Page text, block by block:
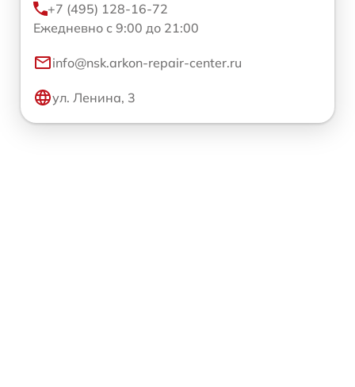
+7 (495) 128-16-72
Ежедневно с 9:00 до 21:00
info@nsk.arkon-repair-center.ru
ул. Ленина, 3